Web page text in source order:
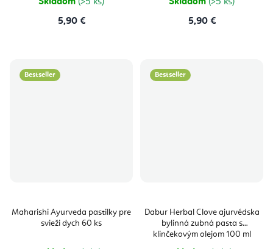
Skladom (>5 ks)
5,90 €
Skladom (>5 ks)
5,90 €
Bestseller
Maharishi Ayurveda pastilky pre
svieži dych 60 ks
Bestseller
Dabur Herbal Clove ajurvédska
bylinná zubná pasta s
klinčekovým olejom 100 ml